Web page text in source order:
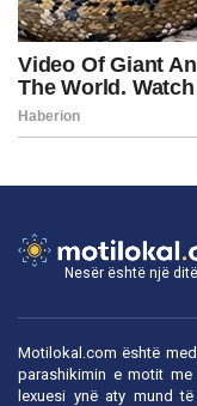
Nesër është një ditë
Motilokal.com është
parashikimin e motit me
lexuesi ynë aty mund